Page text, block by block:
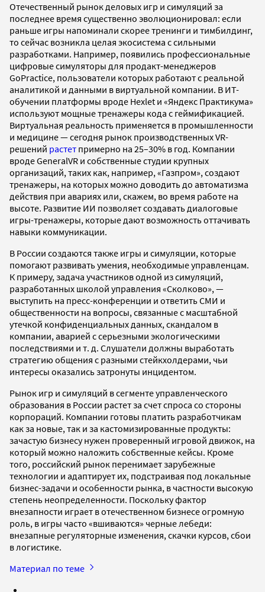
Отечественный рынок деловых игр и симуляций за
последнее время существенно эволюционировал: если
раньше игры напоминали скорее тренинги и тимбилдинг,
то сейчас возникла целая экосистема с сильными
разработками. Например, появились профессиональные
цифровые симуляторы для продакт-менеджеров
GoPractice, пользователи которых работают с реальной
аналитикой и данными в виртуальной компании. В ИТ-
обучении платформы вроде Hexlet и «Яндекс Практикума»
используют мощные тренажеры кода с геймификацией.
Виртуальная реальность применяется в промышленности
и медицине — сегодня рынок производственных VR-
решений растет примерно на 25–30% в год. Компании
вроде GeneralVR и собственные студии крупных
организаций, таких как, например, «Газпром», создают
тренажеры, на которых можно доводить до автоматизма
действия при авариях или, скажем, во время работе на
высоте. Развитие ИИ позволяет создавать диалоговые
игры-тренажеры, которые дают возможность оттачивать
навыки коммуникации.
В России создаются также игры и симуляции, которые
помогают развивать умения, необходимые управленцам.
К примеру, задача участников одной из симуляций,
разработанных школой управления «Сколково», —
выступить на пресс-конференции и ответить СМИ и
общественности на вопросы, связанные с масштабной
утечкой конфиденциальных данных, скандалом в
компании, аварией с серьезными экологическими
последствиями и т. д. Слушатели должны выработать
стратегию общения с разными стейкхолдерами, чьи
интересы оказались затронуты инцидентом.
Рынок игр и симуляций в сегменте управленческого
образования в России растет за счет спроса со стороны
корпораций. Компании готовы платить разработчикам
как за новые, так и за кастомизированные продукты:
зачастую бизнесу нужен проверенный игровой движок, на
который можно наложить собственные кейсы. Кроме
того, российский рынок перенимает зарубежные
технологии и адаптирует их, подстраивая под локальные
бизнес-задачи и особенности рынка, в частности высокую
степень неопределенности. Поскольку фактор
внезапности играет в отечественном бизнесе огромную
роль, в игры часто «вшиваются» черные лебеди:
внезапные регуляторные изменения, скачки курсов, сбои
в логистике.
Материал по теме